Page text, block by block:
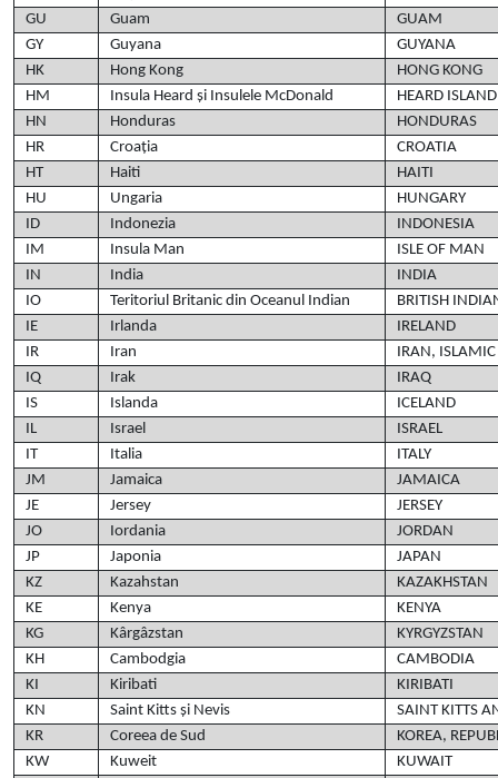
GU
Guam
GUAM
GY
Guyana
GUYANA
HK
Hong Kong
HONG KONG
HM
Insula Heard și Insulele McDonald
HEARD
HN
Honduras
HONDURAS
HR
Croația
CROATIA
HT
Haiti
HAITI
HU
Ungaria
HUNGARY
ID
Indonezia
INDONESIA
IM
Insula Man
ISLE OF MAN
IN
India
INDIA
IO
Teritoriul Britanic din Oceanul Indian
BRITISH
IE
Irlanda
IRELAND
IR
Iran
IRAN, ISLAMIC
IQ
Irak
IRAQ
IS
Islanda
ICELAND
IL
Israel
ISRAEL
IT
Italia
ITALY
JM
Jamaica
JAMAICA
JE
Jersey
JERSEY
JO
Iordania
JORDAN
JP
Japonia
JAPAN
KZ
Kazahstan
KAZAKHSTAN
KE
Kenya
KENYA
KG
Kârgâzstan
KYRGYZSTAN
KH
Cambodgia
CAMBODIA
KI
Kiribati
KIRIBATI
KN
Saint Kitts și Nevis
SAINT KITTS
KR
Coreea de Sud
KOREA,
KW
Kuweit
KUWAIT